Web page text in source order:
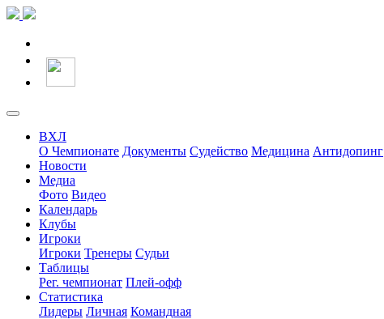
ВХЛ
О Чемпионате Документы Судейство Медицина Антидопинг
Новости
Медиа
Фото Видео
Календарь
Клубы
Игроки
Игроки Тренеры Судьи
Таблицы
Рег. чемпионат Плей-офф
Статистика
Лидеры Личная Командная